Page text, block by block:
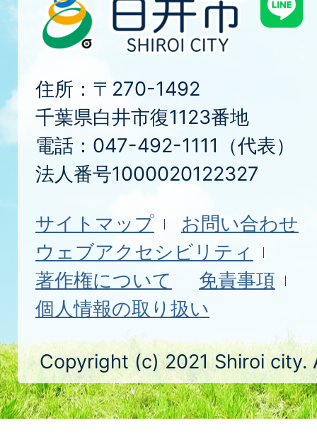
住所：〒270-1492
千葉県白井市復1123番地
電話：047-492-1111（代表）
法人番号1000020122327
サイトマップ
お問い合わせ
ウェブアクセシビリティ
著作権について
免責事項
個人情報の取り扱い
Copyright (c) 2021 Shiroi city.